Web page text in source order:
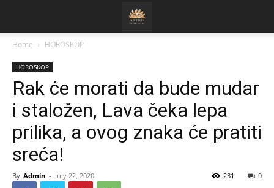
Home HOROSKOP
HOROSKOP
Rak će morati da bude mudar
i staložen, Lava čeka lepa
prilika, a ovog znaka će pratiti
sreća!
By Admin - July 22, 2020 0
231